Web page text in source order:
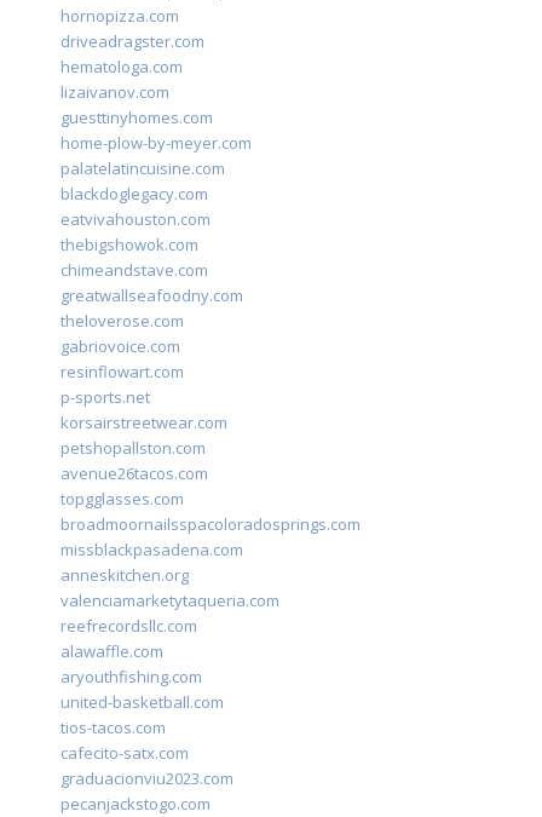
hornopizza.com
driveadragster.com
hematologa.com
lizaivanov.com
guesttinyhomes.com
home-plow-by-meyer.com
palatelatincuisine.com
blackdoglegacy.com
eatvivahouston.com
thebigshowok.com
chimeandstave.com
greatwallseafoodny.com
theloverose.com
gabriovoice.com
resinflowart.com
p-sports.net
korsairstreetwear.com
petshopallston.com
avenue26tacos.com
topgglasses.com
broadmoornailsspacoloradosprings.com
missblackpasadena.com
anneskitchen.org
valenciamarketytaqueria.com
reefrecordsllc.com
alawaffle.com
aryouthfishing.com
united-basketball.com
tios-tacos.com
cafecito-satx.com
graduacionviu2023.com
pecanjackstogo.com